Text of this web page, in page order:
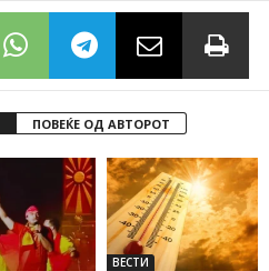
ПОВЕЌЕ ОД АВТОРОТ
ВЕСТИ